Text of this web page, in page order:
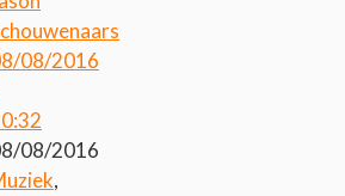
08/2016
08/2016
,